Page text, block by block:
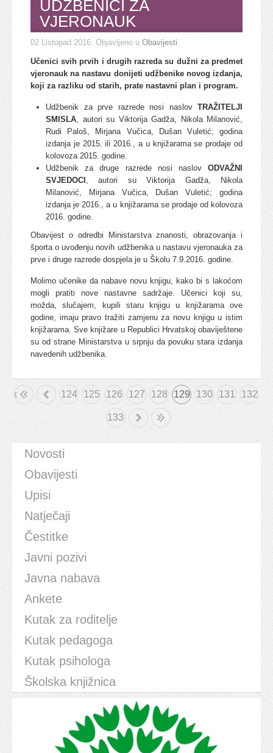
UDŽBENICI ZA
VJERONAUK
02 Listopad 2016. Objavljeno u Obavijesti
Učenici svih prvih i drugih razreda su dužni za predmet
vjeronauk na nastavu donijeti udžbenike novog izdanja,
koji za razliku od starih, prate nastavni plan i program.
Udžbenik za prve razrede nosi naslov TRAŽITELJI
SMISLA, autori su Viktorija Gadža, Nikola Milanović,
Rudi Paloš, Mirjana Vučica, Dušan Vuletić; godina
izdanja je 2015. ili 2016., a u knjižarama se prodaje od
kolovoza 2015. godine.
Udžbenik za druge razrede nosi naslov ODVAŽNI
SVJEDOCI , autori su Viktorija Gadža, Nikola
Milanović, Mirjana Vučica, Dušan Vuletić; godina
izdanja je 2016., a u knjižarama se prodaje od kolovoza
2016. godine.
Obavijest o odredbi Ministarstva znanosti, obrazovanja i
športa o uvođenju novih udžbenika u nastavu vjeronauka za
prve i druge razrede dospjela je u Školu 7.9.2016. godine.
Molimo učenike da nabave novu knjigu, kako bi s lakoćom
mogli pratiti nove nastavne sadržaje. Učenici koji su,
možda, slučajem, kupili staru knjigu u knjižarama ove
godine, imaju pravo tražiti zamjenu za novu knjigu u istim
knjižarama. Sve knjižare u Republici Hrvatskoj obaviještene
su od strane Ministarstva u srpnju da povuku stara izdanja
navedenih udžbenika.
« 124 125 126 127 128 129 130 131 132
133
» Kraj
Novosti
Obavijesti
Upisi
Natječaji
Čestitke
Javni pozivi
Javna nabava
Ankete
Kutak za roditelje
Kutak pedagoga
Kutak psihologa
Školska knjižnica